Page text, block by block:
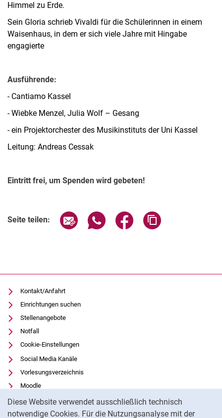
Diese Website verwendet ausschließlich technisch
notwendige Cookies. Für die Nutzungsanalyse mit der
Himmel zu Erde.
Sein Gloria schrieb Vivaldi für die Schülerinnen in einem
Waisenhaus, in dem er sich viele Jahre mit Hingabe
engagierte
Ausführende:
- Cantiamo Kassel
- Wiebke Menzel, Julia Wolf – Gesang
- ein Projektorchester des Musikinstituts der Uni Kassel
Leitung: Andreas Cessak
Eintritt frei, um Spenden wird gebeten!
Seite teilen: Seite über E-Mail teilen
Seite über WhatsApp teilen
Seite über Facebook
Kontakt/Anfahrt
Einrichtungen suchen
Stellenangebote
Notfall
Cookie-Einstellungen
Social Media Kanäle
Vorlesungsverzeichnis
Moodle
Panopto
Universitätsbibliothek